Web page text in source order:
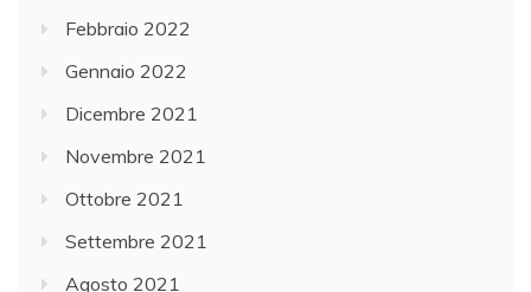
Febbraio 2022
Gennaio 2022
Dicembre 2021
Novembre 2021
Ottobre 2021
Settembre 2021
Agosto 2021